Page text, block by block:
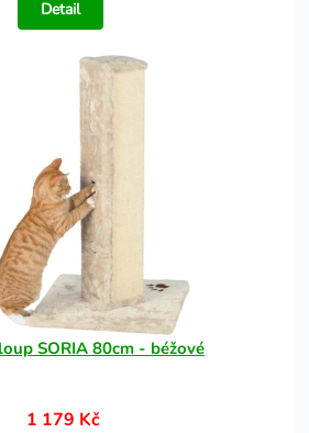
Detail
SORIA 80cm - béžové
1 179 Kč